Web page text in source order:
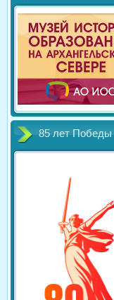
85 лет Победы